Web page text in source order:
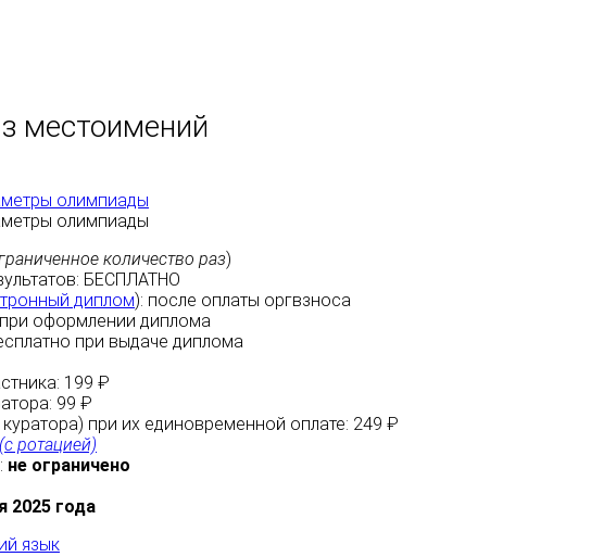
местоимений
олимпиады
олимпиады
количество раз)
БЕСПЛАТНО
диплом): после оплаты оргвзноса
при оформлении диплома
при выдаче диплома
199 ₽
99 ₽
куратора) при их единовременной оплате: 249 ₽
(с ротацией)
не ограничено
2025 года
язык